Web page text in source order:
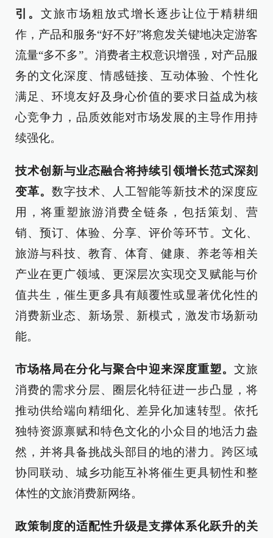
引。文旅市场粗放式增长逐步让位于精耕细
作，产品和服务“好不好”将愈发关键地决定游客
流量“多不多”。消费者主权意识增强，对产品服
务的文化深度、情感链接、互动体验、个性化
满足、环境友好及身心价值的要求日益成为核
心竞争力，品质效能对市场发展的主导作用持
续强化。​​
技术创新与业态融合将持续引领增长范式深刻
变革。 数字技术、人工智能等新技术的深度应
用，将重塑旅游消费全链条，包括策划、营
销、预订、体验、分享、评价等环节。文化、
旅游与科技、教育、体育、健康、养老等相关
产业在更广领域、更深层次实现交叉赋能与价
值共生，催生更多具有颠覆性或显著优化性的
消费新业态、新场景、新模式，激发市场新动
能。​​
市场格局在分化与聚合中迎来深度重塑。文旅
消费的需求分层、圈层化特征进一步凸显，将
推动供给端向精细化、差异化加速转型。依托
独特资源禀赋和特色文化的小众目的地活力盎
然，并将具备挑战头部目的地的潜力。跨区域
协同联动、城乡功能互补将催生更具韧性和整
体性的文旅消费新网络。
政策制度的适配性升级是支撑体系化跃升的关